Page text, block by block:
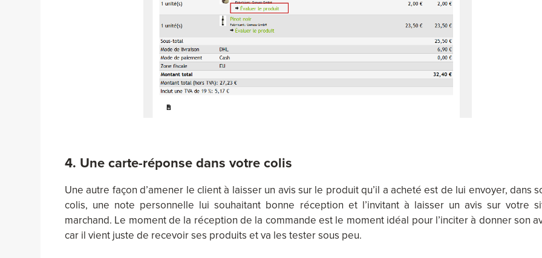
4. Une carte-réponse dans votre colis
Une autre façon d’amener le client à laisser un avis sur le produit qu’il a acheté est de lui envoyer, dans
colis, une note personnelle lui souhaitant bonne réception et l’invitant à laisser un avis sur votre
marchand. Le moment de la réception de la commande est le moment idéal pour l’inciter à donner son
car il vient juste de recevoir ses produits et va les tester sous peu.